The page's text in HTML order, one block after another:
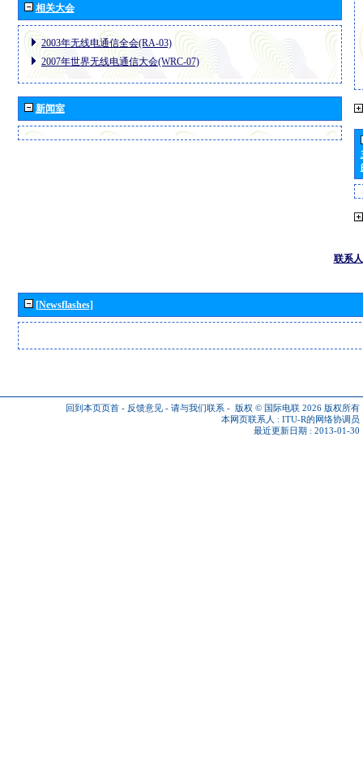
相关大会
2003年无线电通信全会(RA-03)
2007年世界无线电通信大会(WRC-07)
新闻室
联系人
[Newsflashes]
回到本页页首 - 反馈意见 - 请与我们联系 - 版权 © 国际电联 2026 版权所有
本网页联系人 : ITU-R的网络协调员
最近更新日期 : 2013-01-30